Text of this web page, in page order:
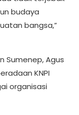
budaya
bangsa,”
Sumenep, Agus
KNPI
organisasi